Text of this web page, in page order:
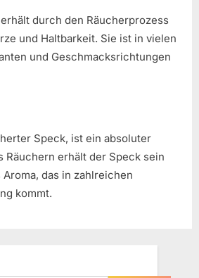
durch den Räucherprozess
und Haltbarkeit. Sie ist in vielen
und Geschmacksrichtungen
Speck, ist ein absoluter
Räuchern erhält der Speck sein
das in zahlreichen
kommt.